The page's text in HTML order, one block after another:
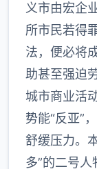
义市由宏企
所市民若得
法，便必将
助甚至强迫
城市商业活
势能“反亚”
舒缓压力。
多”的二号